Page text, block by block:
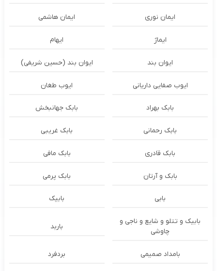
ایمان نوری ایمان هاشمی
ایماژ ایهام
ایوان بند ایوان بند (حسین شریفی)
ایوب صفایی داریانی ایوب طغان
بابک بهراد بابک جهانبخش
بابک رحمانی بابک غریبی
بابک قادری بابک مافی
بابک و آرتان بابک پرمی
بابی بابیک
بابیک و تتلو و شایع و ناجی و
چاوشی
باربد
بامداد صمیمی بردفرد